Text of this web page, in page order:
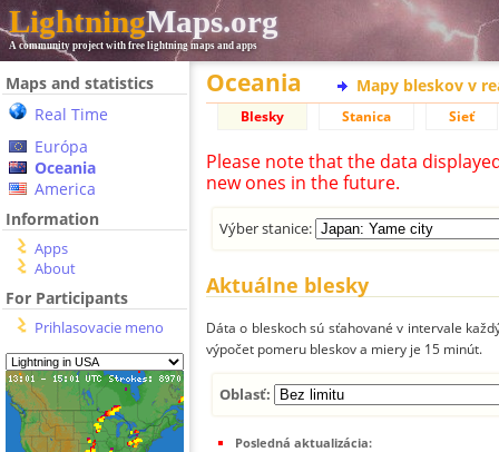
LightningMaps.org
A community project with free lightning maps and apps
Maps and statistics
Real Time
Európa
Oceania
America
Information
Apps
About
For Participants
Prihlasovacie meno
Oceania Mapy bleskov v
Blesky Stanica Sieť
Please note that the data
new ones in the future.
Výber stanice:
Aktuálne blesky
Dáta o bleskoch sú sťahované v intervale
výpočet pomeru bleskov a miery je 15 minút.
Oblasť:
Posledná aktualizácia: